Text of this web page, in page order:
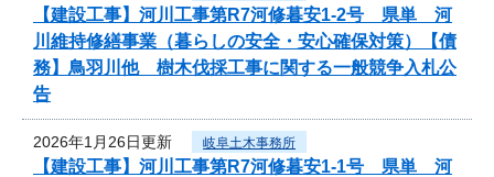
【建設工事】河川工事第R7河修暮安1-2号 県単 河
川維持修繕事業（暮らしの安全・安心確保対策）【債
務】鳥羽川他 樹木伐採工事に関する一般競争入札公
告
2026年1月26日更新 岐阜土木事務所
【建設工事】河川工事第R7河修暮安1-1号 県単 河